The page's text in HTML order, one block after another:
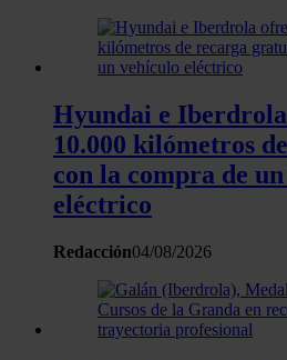
Hyundai e
10.000 kilómetros
con la compra de
eléctrico
Redacción04/08/2026